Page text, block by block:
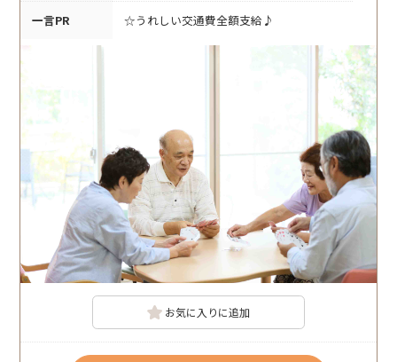
一言PR ☆うれしい交通費全額支給♪
お気に入りに追加